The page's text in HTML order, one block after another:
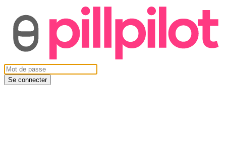
Se connecter